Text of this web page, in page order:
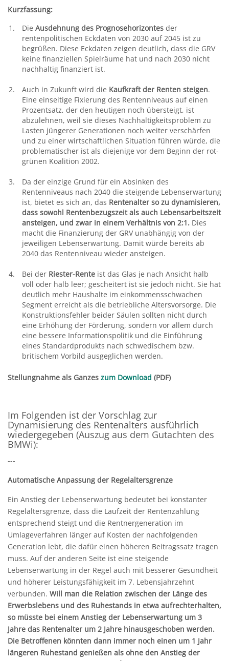
Kurzfassung:
Die Ausdehnung des Prognosehorizontes der
rentenpolitischen Eckdaten von 2030 auf 2045 ist zu
begrüßen. Diese Eckdaten zeigen deutlich, dass die GRV
keine finanziellen Spielräume hat und nach 2030 nicht
nachhaltig finanziert ist.
Auch in Zukunft wird die Kaufkraft der Renten steigen.
Eine einseitige Fixierung des Rentenniveaus auf einen
Prozentsatz, der den heutigen noch übersteigt, ist
abzulehnen, weil sie dieses Nachhaltigkeitsproblem zu
Lasten jüngerer Generationen noch weiter verschärfen
und zu einer wirtschaftlichen Situation führen würde, die
problematischer ist als diejenige vor dem Beginn der rot-
grünen Koalition 2002.
Da der einzige Grund für ein Absinken des
Rentenniveaus nach 2040 die steigende Lebenserwartung
ist, bietet es sich an, das Rentenalter so zu dynamisieren,
dass sowohl Rentenbezugszeit als auch Lebensarbeitszeit
ansteigen, und zwar in einem Verhältnis von 2:1. Dies
macht die Finanzierung der GRV unabhängig von der
jeweiligen Lebenserwartung. Damit würde bereits ab
2040 das Rentenniveau wieder ansteigen.
Bei der Riester-Rente ist das Glas je nach Ansicht halb
voll oder halb leer; gescheitert ist sie jedoch nicht. Sie hat
deutlich mehr Haushalte im einkommensschwachen
Segment erreicht als die betriebliche Altersvorsorge. Die
Konstruktionsfehler beider Säulen sollten nicht durch
eine Erhöhung der Förderung, sondern vor allem durch
eine bessere Informationspolitik und die Einführung
eines Standardprodukts nach schwedischem bzw.
britischem Vorbild ausgeglichen werden.
Stellungnahme als Ganzes zum Download (PDF)
Im Folgenden ist der Vorschlag zur
Dynamisierung des Rentenalters ausführlich
wiedergegeben (Auszug aus dem Gutachten des
BMWi):
---
Automatische Anpassung der Regelaltersgrenze
Ein Anstieg der Lebenserwartung bedeutet bei konstanter
Regelaltersgrenze, dass die Laufzeit der Rentenzahlung
entsprechend steigt und die Rentnergeneration im
Umlageverfahren länger auf Kosten der nachfolgenden
Generation lebt, die dafür einen höheren Beitragssatz tragen
muss. Auf der anderen Seite ist eine steigende
Lebenserwartung in der Regel auch mit besserer Gesundheit
und höherer Leistungsfähigkeit im 7. Lebensjahrzehnt
verbunden. Will man die Relation zwischen der Länge des
Erwerbslebens und des Ruhestands in etwa aufrechterhalten,
so müsste bei einem Anstieg der Lebenserwartung um 3
Jahre das Rentenalter um 2 Jahre hinausgeschoben werden.
Die Betroffenen könnten dann immer noch einen um 1 Jahr
längeren Ruhestand genießen als ohne den Anstieg der